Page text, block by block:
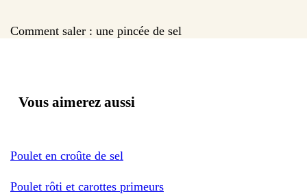
Comment saler : une pincée de sel
Vous aimerez aussi
Poulet en croûte de sel
Poulet rôti et carottes primeurs